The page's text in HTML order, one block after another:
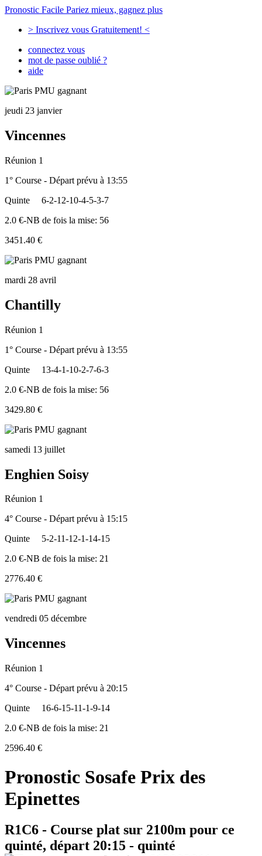
Pronostic Facile Pariez mieux, gagnez plus
> Inscrivez vous Gratuitement! <
connectez vous
mot de passe oublié ?
aide
jeudi 23 janvier
Vincennes
Réunion 1
1° Course - Départ prévu à 13:55
Quinte
6-2-12-10-4-5-3-7
2.0 €-NB de fois la mise: 56
3451.40 €
mardi 28 avril
Chantilly
Réunion 1
1° Course - Départ prévu à 13:55
Quinte
13-4-1-10-2-7-6-3
2.0 €-NB de fois la mise: 56
3429.80 €
samedi 13 juillet
Enghien Soisy
Réunion 1
4° Course - Départ prévu à 15:15
Quinte
5-2-11-12-1-14-15
2.0 €-NB de fois la mise: 21
2776.40 €
vendredi 05 décembre
Vincennes
Réunion 1
4° Course - Départ prévu à 20:15
Quinte
16-6-15-11-1-9-14
2.0 €-NB de fois la mise: 21
2596.40 €
Pronostic Sosafe Prix des
Epinettes
R1C6 - Course plat sur 2100m pour ce
quinté, départ 20:15 - quinté